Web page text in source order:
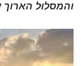
והמסלול הארוך